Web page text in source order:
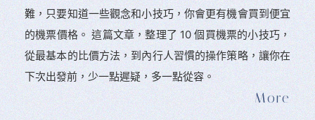
難，只要知道一些觀念和小技巧，你會更有機會買到便宜
的機票價格。 這篇文章，整理了 10 個買機票的小技巧，
從最基本的比價方法，到內行人習慣的操作策略，讓你在
下次出發前，少一點遲疑，多一點從容。